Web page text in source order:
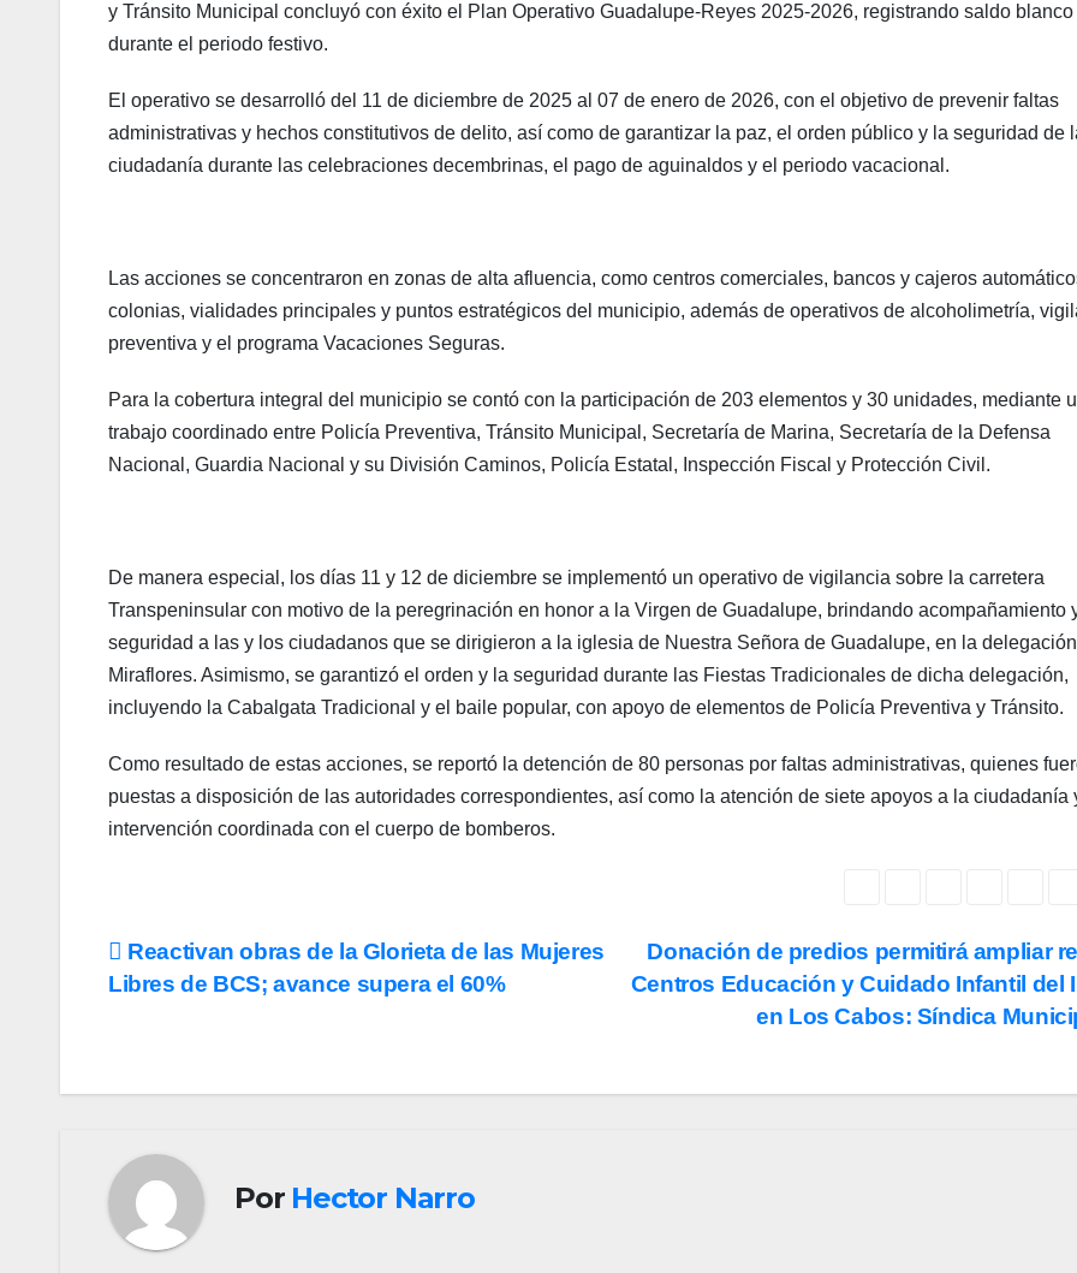
y Tránsito Municipal concluyó con éxito el Plan Operativo Guadalupe-Reyes 2025-2026, registrando saldo blanco
durante el periodo festivo.
El operativo se desarrolló del 11 de diciembre de 2025 al 07 de enero de 2026, con el objetivo de prevenir faltas
administrativas y hechos constitutivos de delito, así como de garantizar la paz, el orden público y la seguridad de
ciudadanía durante las celebraciones decembrinas, el pago de aguinaldos y el periodo vacacional.
Las acciones se concentraron en zonas de alta afluencia, como centros comerciales, bancos y cajeros
colonias, vialidades principales y puntos estratégicos del municipio, además de operativos de alcoholimetría,
preventiva y el programa Vacaciones Seguras.
Para la cobertura integral del municipio se contó con la participación de 203 elementos y 30 unidades, mediante
trabajo coordinado entre Policía Preventiva, Tránsito Municipal, Secretaría de Marina, Secretaría de la Defensa
Nacional, Guardia Nacional y su División Caminos, Policía Estatal, Inspección Fiscal y Protección Civil.
De manera especial, los días 11 y 12 de diciembre se implementó un operativo de vigilancia sobre la carretera
Transpeninsular con motivo de la peregrinación en honor a la Virgen de Guadalupe, brindando acompañamiento
seguridad a las y los ciudadanos que se dirigieron a la iglesia de Nuestra Señora de Guadalupe, en la
Miraflores. Asimismo, se garantizó el orden y la seguridad durante las Fiestas Tradicionales de dicha delegación,
incluyendo la Cabalgata Tradicional y el baile popular, con apoyo de elementos de Policía Preventiva y Tránsito.
Como resultado de estas acciones, se reportó la detención de 80 personas por faltas administrativas, quienes
puestas a disposición de las autoridades correspondientes, así como la atención de siete apoyos a la ciudadanía
intervención coordinada con el cuerpo de bomberos.
Navegación
Donación de predios permitirá ampliar
Centros Educación y Cuidado Infantil del
en Los Cabos: Síndica
Reactivan obras de la Glorieta de las Mujeres
Libres de BCS; avance supera el 60%
Por Hector Narro